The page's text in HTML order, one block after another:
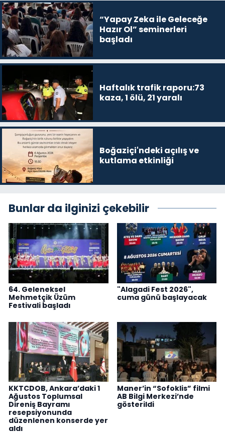
“Yapay Zeka ile Geleceğe
Hazır Ol” seminerleri
başladı
Haftalık trafik raporu:73
kaza, 1 ölü, 21 yaralı
Boğaziçi'ndeki açılış ve
kutlama etkinliği
Bunlar da ilginizi çekebilir
64. Geleneksel
Mehmetçik Üzüm
Festivali başladı
"Alagadi Fest 2026",
cuma günü başlayacak
KKTCDOB, Ankara’daki 1
Ağustos Toplumsal
Direniş Bayramı
resepsiyonunda
düzenlenen konserde yer
aldı
Maner’in “Sofoklis” filmi
AB Bilgi Merkezi’nde
gösterildi